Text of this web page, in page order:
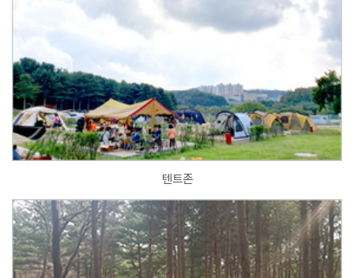
텐트존